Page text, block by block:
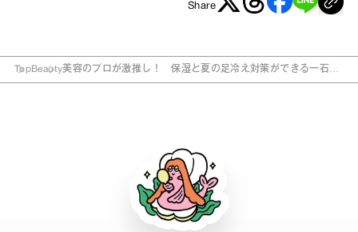
Share
TopBeauty美容のプロが激推し！ 保湿と夏の足冷え対策ができる一石二